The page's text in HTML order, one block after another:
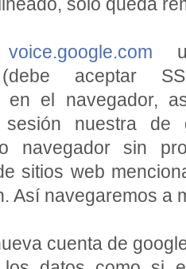
solo queda
voice.google.com
(debe aceptar
en el navegador,
sesión nuestra de
navegador sin
sitios web
Así navegaremos a
cuenta de